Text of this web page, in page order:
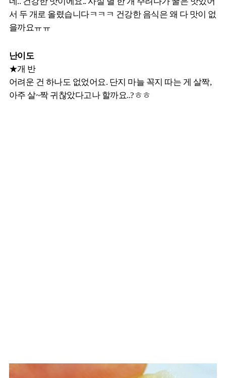
서 두 개로 올렸습니다ㅋㅋㅋ 건강한 음식은 왜 다 맛이 없
을까요ㅠㅠ
난이도
★개 반
어려운 건 하나도 없었어요. 단지 마늘 꼭지 따는 게 살짝,
아주 살~짝 귀찮았다고나 할까요..?ㅎㅎ